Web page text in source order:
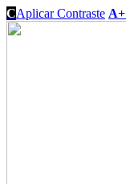
CAplicar Contraste A+